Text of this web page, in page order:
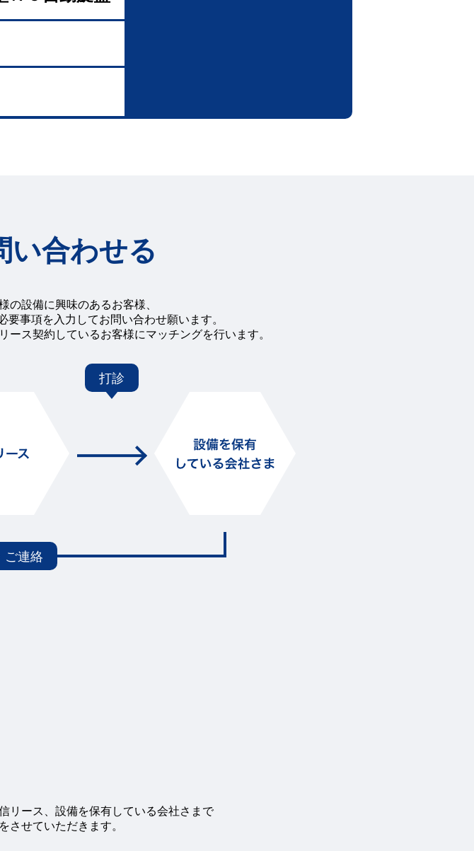
い合わせる
の設備に興味のあるお客様、
要事項を入力してお問い合わせ願います。
ス契約しているお客様にマッチングを行います。
リース、設備を保有している会社さまで
させていただきます。